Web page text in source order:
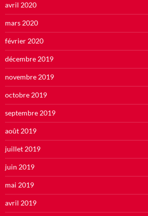
avril 2020
mars 2020
février 2020
décembre 2019
novembre 2019
octobre 2019
septembre 2019
août 2019
juillet 2019
juin 2019
mai 2019
avril 2019